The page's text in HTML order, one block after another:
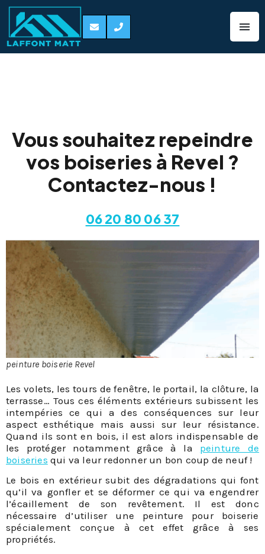
Vous souhaitez repeindre
vos boiseries à Revel ?
Contactez-nous !
06 20 80 06 37
peinture boiserie Revel
Les volets, les tours de fenêtre, le portail, la clôture, la
terrasse… Tous ces éléments extérieurs subissent les
intempéries ce qui a des conséquences sur leur
aspect esthétique mais aussi sur leur résistance.
Quand ils sont en bois, il est alors indispensable de
les protéger notamment grâce à la peinture de
boiseries qui va leur redonner un bon coup de neuf !
Le bois en extérieur subit des dégradations qui font
qu’il va gonfler et se déformer ce qui va engendrer
l’écaillement de son revêtement. Il est donc
nécessaire d’utiliser une peinture pour boiserie
spécialement conçue à cet effet grâce à ses
propriétés.